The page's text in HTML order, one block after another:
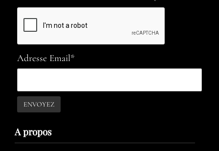
Adresse Email*
A propos​